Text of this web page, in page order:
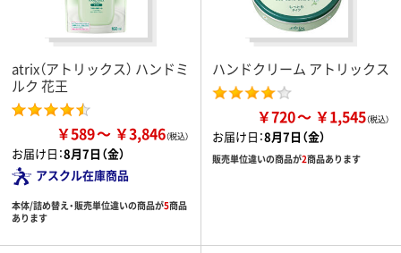
atrix（アトリックス） ハンドミ
ルク 花王
￥589 ￥3,846
お届け日：8月7日（金）
アスクル在庫商品
本体/詰め替え・販売単位違いの商品が5商品
あります
ハンドクリーム アトリックス
￥720 ￥1,545
お届け日：8月7日（金）
販売単位違いの商品が2商品あります